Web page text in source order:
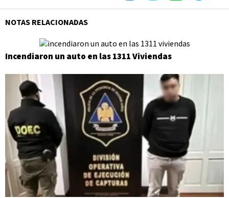
NOTAS RELACIONADAS
Incendiaron un auto en las 1311 Viviendas